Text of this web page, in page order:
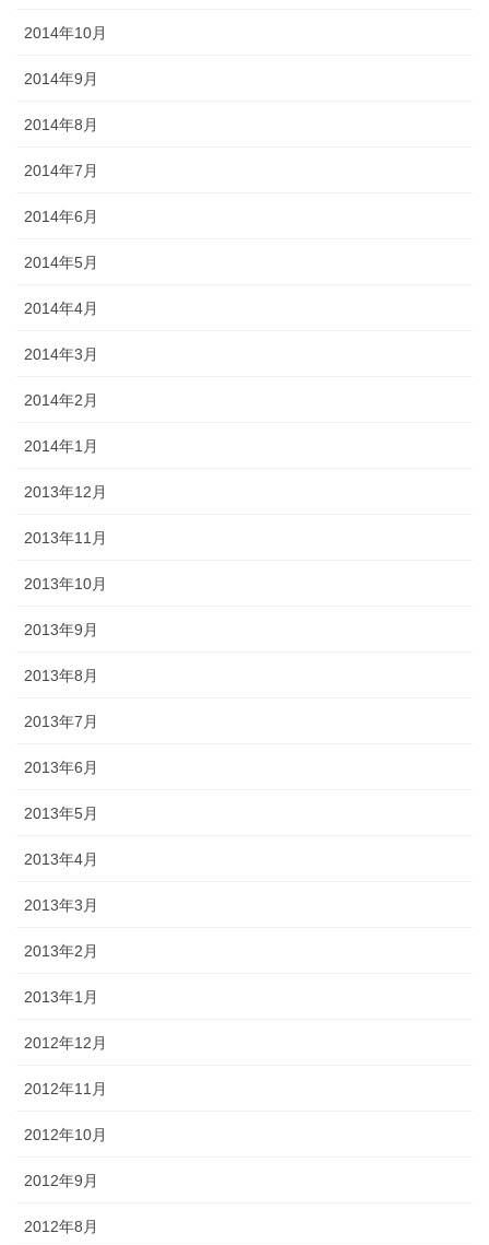
2014年10月
2014年9月
2014年8月
2014年7月
2014年6月
2014年5月
2014年4月
2014年3月
2014年2月
2014年1月
2013年12月
2013年11月
2013年10月
2013年9月
2013年8月
2013年7月
2013年6月
2013年5月
2013年4月
2013年3月
2013年2月
2013年1月
2012年12月
2012年11月
2012年10月
2012年9月
2012年8月